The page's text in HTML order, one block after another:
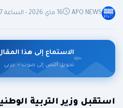
APO NEWS 16 ماي 2026 - الساعة 17:17
الاستماع إلى هذا
تحويل النص إلى صوت — عربي
استقبل وزير التربية